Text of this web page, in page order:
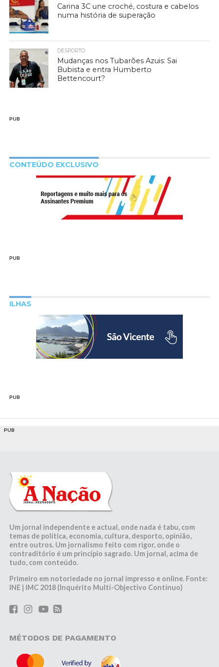
Carina 3C une croché, costura e cabelos
numa história de superação
DESPORTO
Mudanças nos Tubarões Azuis: Sai
Bubista e entra Humberto
Bettencourt?
PUB
CONTEÚDO EXCLUSIVO
PUB
ILHAS
PUB
PUB
Um jornal independente e actual, onde nada é tabu, com
temas de política, economia, cultura, desporto, opinião,
entre outros. Um jornalismo feito com rigor, onde o
contraditório é um princípio sagrado. Um jornal, acima de
tudo, com conteúdo.
Primeiro em notoriedade no jornal impresso e online. Fonte:
INE | IMC 2018 (Inquérito Multi-Objectivo Contínuo)
MÉTODOS DE PAGAMENTO